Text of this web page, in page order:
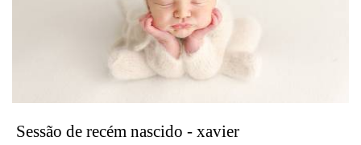
Sessão de recém nascido - xavier